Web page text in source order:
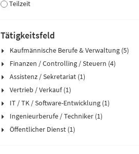
Teilzeit
Tätigkeitsfeld
Kaufmännische Berufe & Verwaltung (5)
Finanzen / Controlling / Steuern (4)
Assistenz / Sekretariat (1)
Vertrieb / Verkauf (1)
IT / TK / Software-Entwicklung (1)
Ingenieurberufe / Techniker (1)
Öffentlicher Dienst (1)